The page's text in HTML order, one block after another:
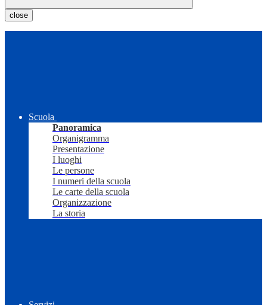
close
Scuola
Panoramica
Organigramma
Presentazione
I luoghi
Le persone
I numeri della scuola
Le carte della scuola
Organizzazione
La storia